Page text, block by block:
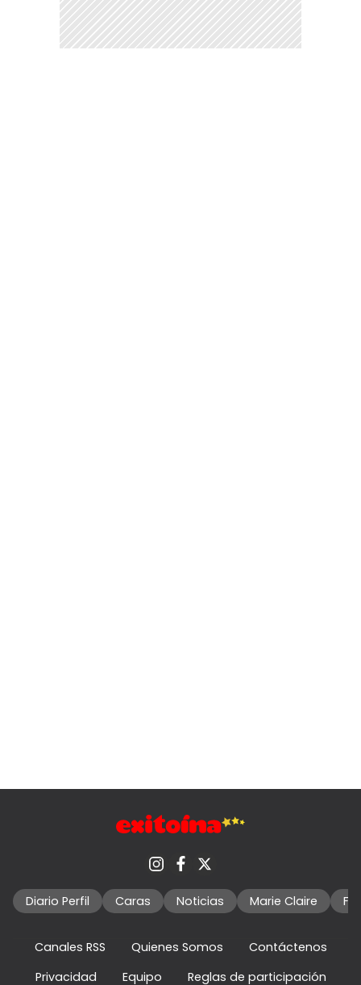
Diario Perfil Caras Noticias Marie Claire
Canales RSS Quienes Somos
Contáctenos
Privacidad
Equipo Reglas de participación